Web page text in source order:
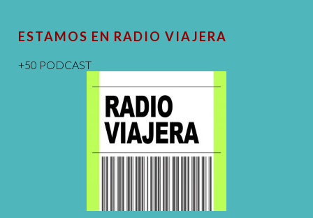
ESTAMOS EN RADIO VIAJERA
+50 PODCAST